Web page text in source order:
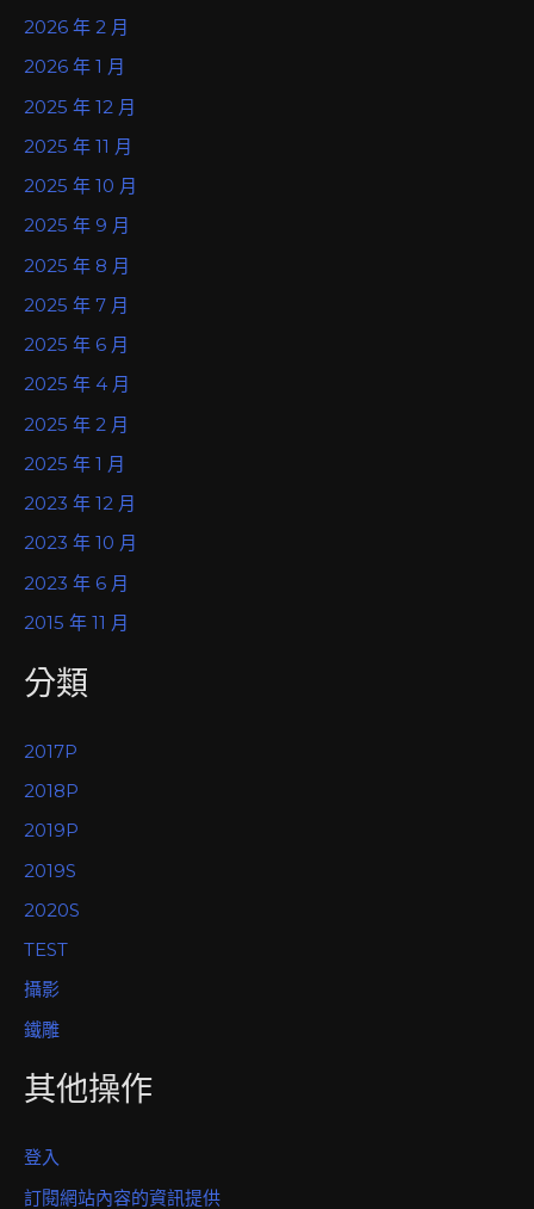
2026 年 2 月
2026 年 1 月
2025 年 12 月
2025 年 11 月
2025 年 10 月
2025 年 9 月
2025 年 8 月
2025 年 7 月
2025 年 6 月
2025 年 4 月
2025 年 2 月
2025 年 1 月
2023 年 12 月
2023 年 10 月
2023 年 6 月
2015 年 11 月
分類
2017P
2018P
2019P
2019S
2020S
TEST
攝影
鐵雕
其他操作
登入
訂閱網站內容的資訊提供